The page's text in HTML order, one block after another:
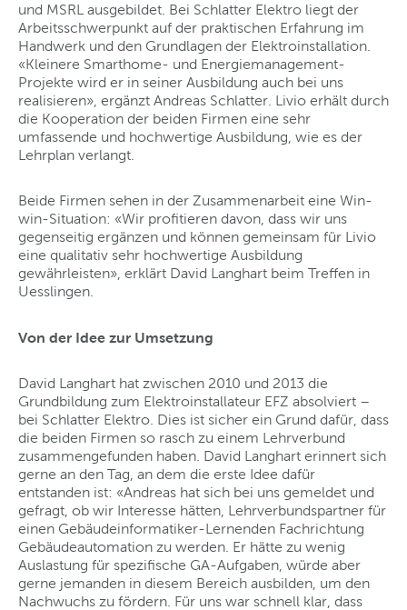
und MSRL ausgebildet. Bei Schlatter Elektro liegt der
Arbeitsschwerpunkt auf der praktischen Erfahrung im
Handwerk und den Grundlagen der Elektroinstallation.
«Kleinere Smarthome- und Energiemanagement-
Projekte wird er in seiner Ausbildung auch bei uns
realisieren», ergänzt Andreas Schlatter. Livio erhält durch
die Kooperation der beiden Firmen eine sehr
umfassende und hochwertige Ausbildung, wie es der
Lehrplan verlangt.
Beide Firmen sehen in der Zusammenarbeit eine Win-
win-Situation: «Wir profitieren davon, dass wir uns
gegenseitig ergänzen und können gemeinsam für Livio
eine qualitativ sehr hochwertige Ausbildung
gewährleisten», erklärt David Langhart beim Treffen in
Uesslingen.
Von der Idee zur Umsetzung
David Langhart hat zwischen 2010 und 2013 die
Grundbildung zum Elektroinstallateur EFZ absolviert –
bei Schlatter Elektro. Dies ist sicher ein Grund dafür, dass
die beiden Firmen so rasch zu einem Lehrverbund
zusammengefunden haben. David Langhart erinnert sich
gerne an den Tag, an dem die erste Idee dafür
entstanden ist: «Andreas hat sich bei uns gemeldet und
gefragt, ob wir Interesse hätten, Lehrverbundspartner für
einen Gebäudeinformatiker-Lernenden Fachrichtung
Gebäudeautomation zu werden. Er hätte zu wenig
Auslastung für spezifische GA-Aufgaben, würde aber
gerne jemanden in diesem Bereich ausbilden, um den
Nachwuchs zu fördern. Für uns war schnell klar, dass